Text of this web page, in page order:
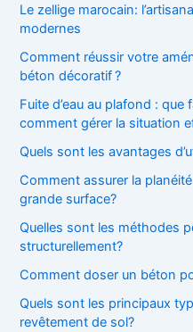
c
h
r
:
Le zellige marocain:
modernes
Comment réussir votre
béton décoratif ?
Fuite d’eau au plafond :
comment gérer la situation
Quels sont les avantages
Comment assurer la
grande surface?
Quelles sont les méthodes
structurellement?
Comment doser un béton
Quels sont les principaux
revêtement de sol?